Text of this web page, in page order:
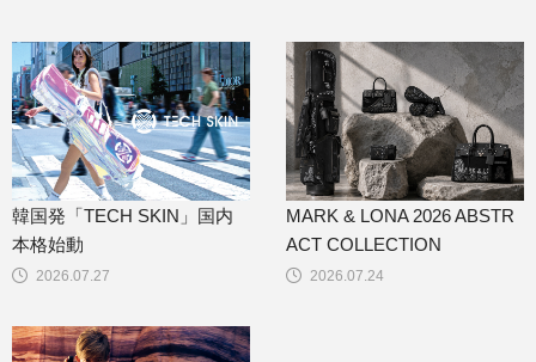
2026.07.27
韓国発「TECH SKIN」国内
本格始動
2026.07.24
MARK & LONA 2026 ABSTR
ACT COLLECTION